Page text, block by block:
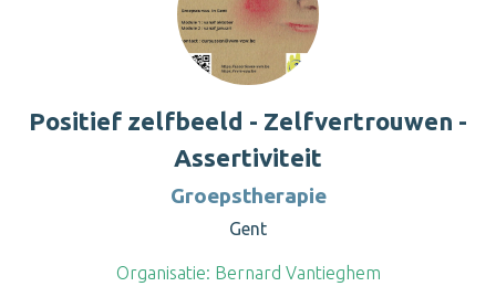
Positief zelfbeeld - Zelfvertrouwen -
Assertiviteit
Groepstherapie
Gent
Organisatie: Bernard Vantieghem